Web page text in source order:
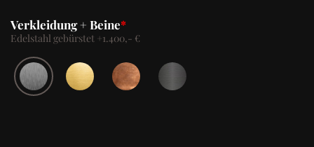
Verkleidung + Beine*
Edelstahl gebürstet + 1.400,- €